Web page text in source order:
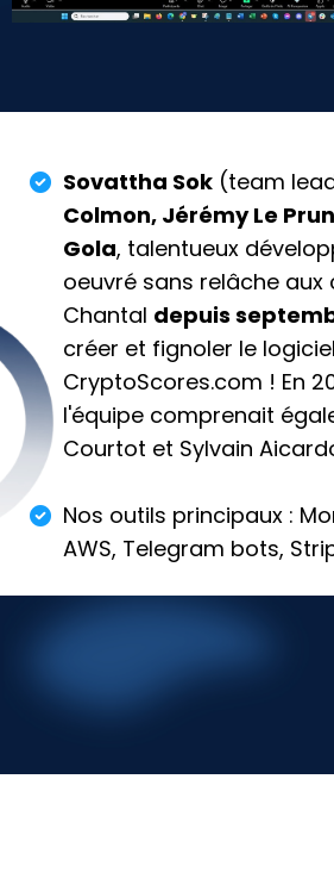
Sovattha Sok (team
Colmon, Jérémy Le
Gola, talentueux
oeuvré sans relâche aux
Chantal depuis
créer et fignoler le
CryptoScores.com ! En
l'équipe comprenait
Courtot et Sylvain
Nos outils principaux :
AWS, Telegram bots,